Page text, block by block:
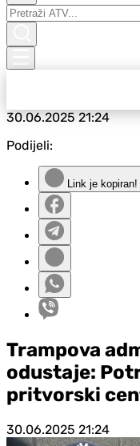
30.06.202521:24
Podijeli:
Link je kopiran!
Trampova
odustaje:
pritvorski
30.06.2025 21:24